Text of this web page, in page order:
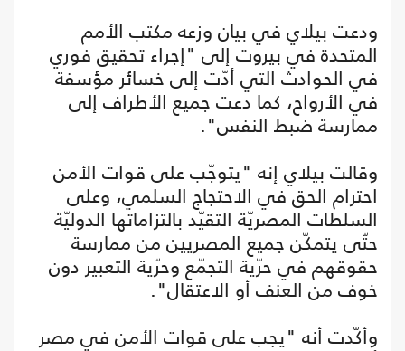
ودعت بيلاي في بيان وزعه مكتب الأمم
المتحدة في بيروت إلى "إجراء تحقيق فوري
في الحوادث التي أدّت إلى خسائر مؤسفة
في الأرواح، كما دعت جميع الأطراف إلى
ممارسة ضبط النفس".
وقالت بيلاي إنه "يتوجّب على قوات الأمن
احترام الحق في الاحتجاج السلمي، وعلى
السلطات المصريّة التقيّد بالتزاماتها الدوليّة
حتّى يتمكّن جميع المصريين من ممارسة
حقوقهم في حرّية التجمّع وحرّية التعبير دون
خوف من العنف أو الاعتقال".
وأكّدت أنه "يجب على قوات الأمن في مصر